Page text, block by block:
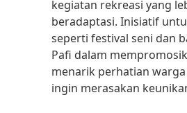
kegiatan rekreasi yang
beradaptasi. Inisiatif
seperti festival seni dan
Pafi dalam
menarik perhatian
ingin merasakan